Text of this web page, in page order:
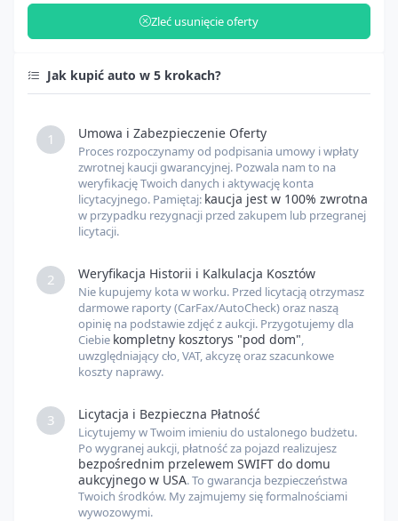
Opłaty celne USD
Kurs USD USD PLN
EUR PLN
Zleć usunięcie oferty
Jak kupić auto w 5 krokach?
1 Umowa i Zabezpieczenie Oferty
Proces rozpoczynamy od podpisania umowy i wpłaty
zwrotnej kaucji gwarancyjnej. Pozwala nam to na
weryfikację Twoich danych i aktywację konta
licytacyjnego. Pamiętaj: kaucja jest w 100% zwrotna
w przypadku rezygnacji przed zakupem lub przegranej
licytacji.
2 Weryfikacja Historii i Kalkulacja Kosztów
Nie kupujemy kota w worku. Przed licytacją otrzymasz
darmowe raporty (CarFax/AutoCheck) oraz naszą
opinię na podstawie zdjęć z aukcji. Przygotujemy dla
Ciebie kompletny kosztorys "pod dom",
uwzględniający cło, VAT, akcyzę oraz szacunkowe
koszty naprawy.
3 Licytacja i Bezpieczna Płatność
Licytujemy w Twoim imieniu do ustalonego budżetu.
Po wygranej aukcji, płatność za pojazd realizujesz
bezpośrednim przelewem SWIFT do domu
aukcyjnego w USA. To gwarancja bezpieczeństwa
Twoich środków. My zajmujemy się formalnościami
wywozowymi.